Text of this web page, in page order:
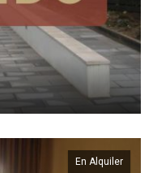
En Alquiler